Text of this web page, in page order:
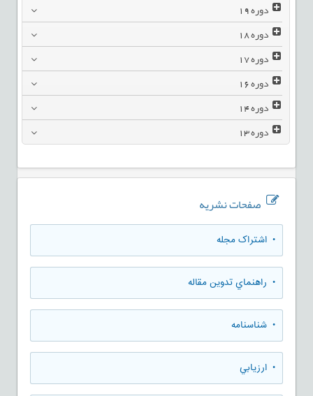
دوره19
دوره18
دوره17
دوره16
دوره14
دوره13
صفحات نشریه
• اشتراک مجله
• راهنماي تدوين مقاله
• شناسنامه
• ارزيابي